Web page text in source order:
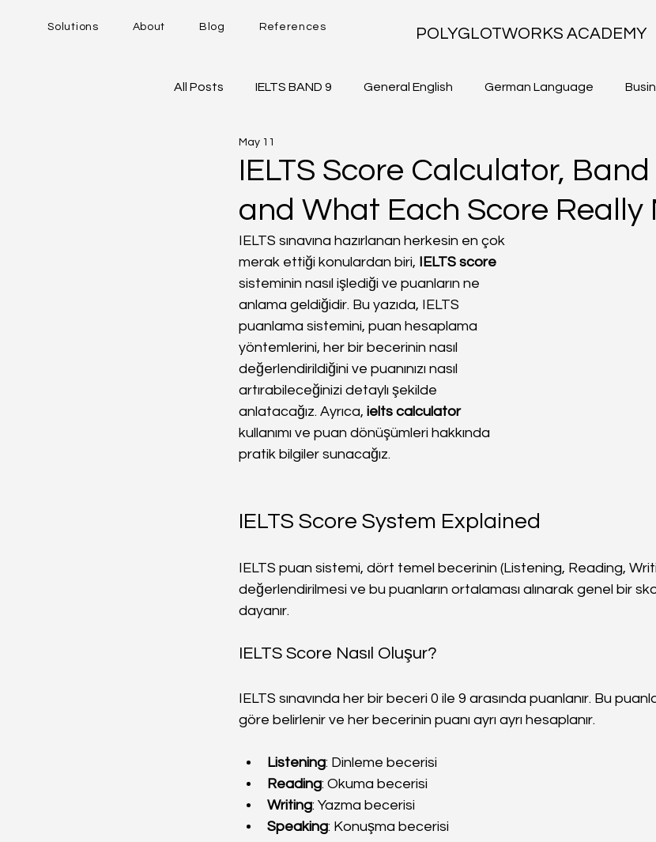
Solutions About Blog References POLYGLOTWORKS ACADEMY
All Posts IELTS BAND 9 General English German Language
DUOLINGO - DET
Career Trajectory
IELTS Score Calculator,
and What Each Score Really
May 11
IELTS sınavına hazırlanan herkesin en çok
merak ettiği konulardan biri, IELTS score
sisteminin nasıl işlediği ve puanların ne
anlama geldiğidir. Bu yazıda, IELTS
puanlama sistemini, puan hesaplama
yöntemlerini, her bir becerinin nasıl
değerlendirildiğini ve puanınızı nasıl
artırabileceğinizi detaylı şekilde
anlatacağız. Ayrıca, ielts calculator
kullanımı ve puan dönüşümleri hakkında
pratik bilgiler sunacağız.
IELTS Score System Explained
IELTS puan sistemi, dört temel becerinin (Listening, Reading,
değerlendirilmesi ve bu puanların ortalaması alınarak genel bir
dayanır.
IELTS Score Nasıl Oluşur?
IELTS sınavında her bir beceri 0 ile 9 arasında puanlanır. Bu
göre belirlenir ve her becerinin puanı ayrı ayrı hesaplanır.
Listening: Dinleme becerisi
Reading: Okuma becerisi
Writing: Yazma becerisi
Speaking: Konuşma becerisi